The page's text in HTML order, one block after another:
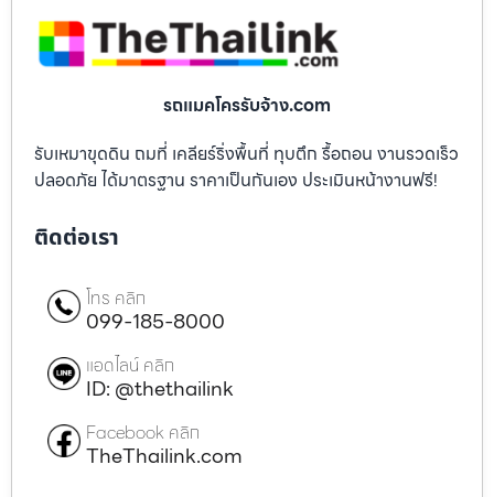
รถแมคโครรับจ้าง.com
รับเหมาขุดดิน ถมที่ เคลียร์ริ่งพื้นที่ ทุบตึก รื้อถอน งานรวดเร็ว
ปลอดภัย ได้มาตรฐาน ราคาเป็นกันเอง ประเมินหน้างานฟรี!
ติดต่อเรา
โทร คลิก
099-185-8000
แอดไลน์ คลิก
ID: @thethailink
Facebook คลิก
TheThailink.com